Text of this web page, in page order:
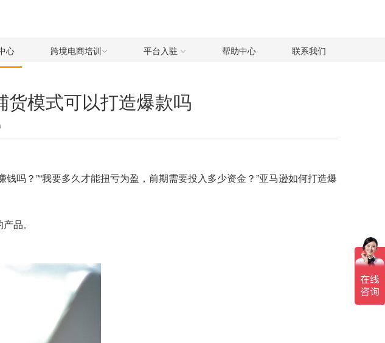
心 跨境电商培训 平台入驻 帮助中心 联系我们
货模式可以打造爆款吗
吗？”“我要多久才能扭亏为盈，前期需要投入多少资金？”亚马逊如何打造爆
品。